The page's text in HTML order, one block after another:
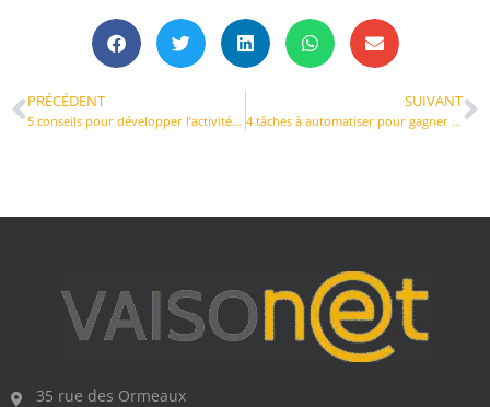
PRÉCÉDENT
5 conseils pour développer l’activité de votre boutique en ligne
SUIVANT
4 tâches à automatiser pour gagner du temps avec sa boutique en ligne
35 rue des Ormeaux